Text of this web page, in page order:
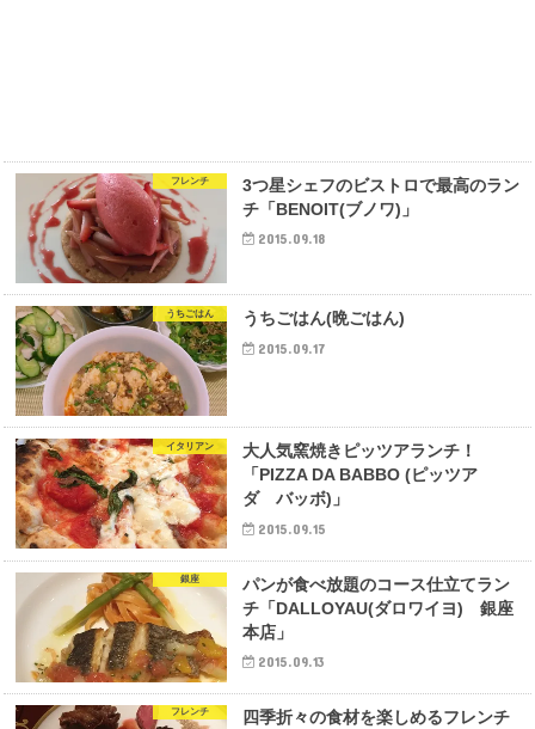
フレンチ
3つ星シェフのビストロで最高のラン
チ「BENOIT(ブノワ)」
2015.09.18
うちごはん うちごはん(晩ごはん)
2015.09.17
イタリアン
大人気窯焼きピッツアランチ！
「PIZZA DA BABBO (ピッツア
ダ バッボ)」
2015.09.15
銀座
パンが食べ放題のコース仕立てラン
チ「DALLOYAU(ダロワイヨ) 銀座
本店」
2015.09.13
フレンチ
四季折々の食材を楽しめるフレンチ